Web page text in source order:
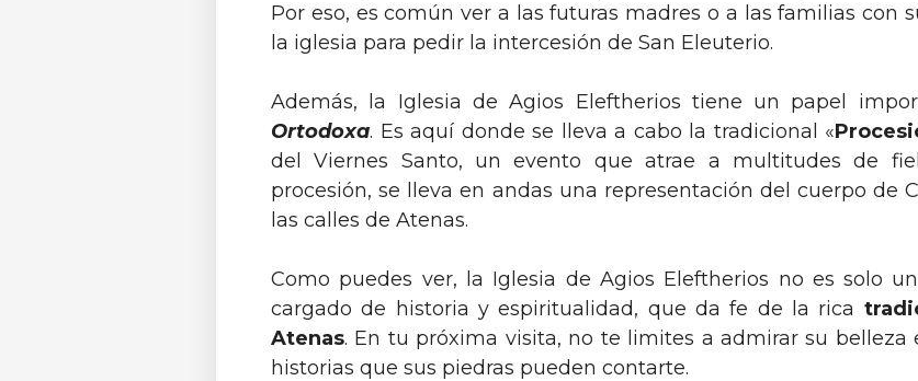
Por eso, es común ver a las futuras madres o a las familias con
la iglesia para pedir la intercesión de San Eleuterio.
Además, la Iglesia de Agios Eleftherios tiene un papel
Ortodoxa. Es aquí donde se lleva a cabo la tradicional «
del Viernes Santo, un evento que atrae a multitudes de
procesión, se lleva en andas una representación del cuerpo de
las calles de Atenas.
Como puedes ver, la Iglesia de Agios Eleftherios no es solo
cargado de historia y espiritualidad, que da fe de la rica
Atenas. En tu próxima visita, no te limites a admirar su belleza
historias que sus piedras pueden contarte.